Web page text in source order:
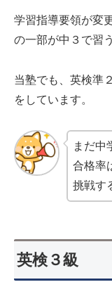
学習指導要領が変
の一部が中３で習
当塾でも、英検準
をしています。
まだ中
合格率
挑戦す
英検３級